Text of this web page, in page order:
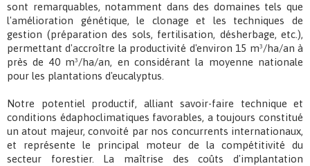
sont remarquables, notamment dans des domaines tels que
l'amélioration génétique, le clonage et les techniques de
gestion (préparation des sols, fertilisation, désherbage, etc.),
permettant d'accroître la productivité d'environ 15 m³/ha/an à
près de 40 m³/ha/an, en considérant la moyenne nationale
pour les plantations d'eucalyptus.
Notre potentiel productif, alliant savoir-faire technique et
conditions édaphoclimatiques favorables, a toujours constitué
un atout majeur, convoité par nos concurrents internationaux,
et représente le principal moteur de la compétitivité du
secteur forestier. La maîtrise des coûts d'implantation